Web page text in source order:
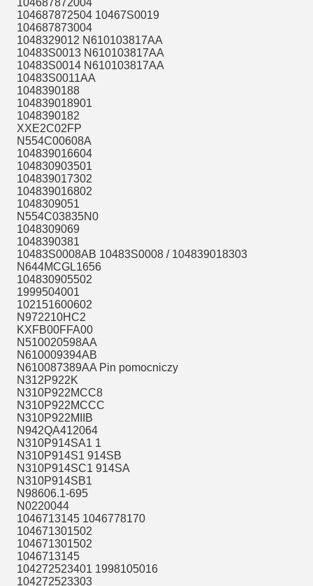
104687872004
104687872504 10467S0019
104687873004
1048329012 N610103817AA
10483S0013 N610103817AA
10483S0014 N610103817AA
10483S0011AA
1048390188
104839018901
1048390182
XXE2C02FP
N554C00608A
104839016604
104830903501
104839017302
104839016802
1048309051
N554C03835N0
1048309069
1048390381
10483S0008AB 10483S0008 / 104839018303
N644MCGL1656
104830905502
1999504001
102151600602
N972210HC2
KXFB00FFA00
N510020598AA
N610009394AB
N610087389AA Pin pomocniczy
N312P922K
N310P922MCC8
N310P922MCCC
N310P922MIIB
N942QA412064
N310P914SA1 1
N310P914S1 914SB
N310P914SC1 914SA
N310P914SB1
N98606.1-695
N0220044
1046713145 1046778170
104671301502
104671301502
1046713145
104272523401 1998105016
104272523303